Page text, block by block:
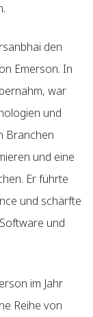
den
Emerson. In
war
und
Branchen
und eine
Er führte
und schärfte
und
im Jahr
Reihe von